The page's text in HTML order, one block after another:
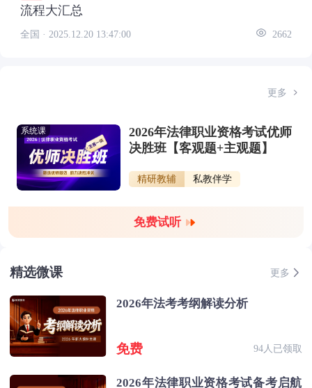
流程大汇总
全国 · 2025.12.20 13:47:00 2662
更多
系统课
2026年法律职业资格考试优师
决胜班【客观题+主观题】
精研教辅 私教伴学
免费试听
精选微课 更多
2026年法考考纲解读分析
免费 94人已领取
2026年法律职业资格考试备考启航